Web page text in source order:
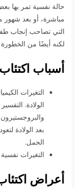
حالة نفسية تمر بها
مباشرة، أو بعد شهور
التي تصاحب إنجاب
لكنه أيضًا من الخطورة فيصيب 1 من كل 7
أسباب
التغيرات
الولادة.
بعد الولادة
الحمل.
التغيرات نفسية
أعراض